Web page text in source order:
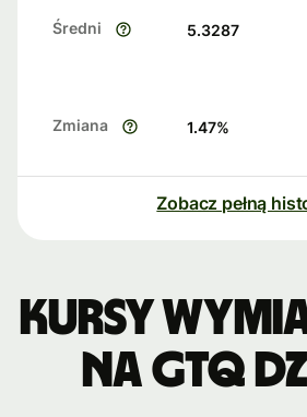
Średni 5.3287
Zmiana 1.47%
Zobacz pełną
Kursy
na GTQ